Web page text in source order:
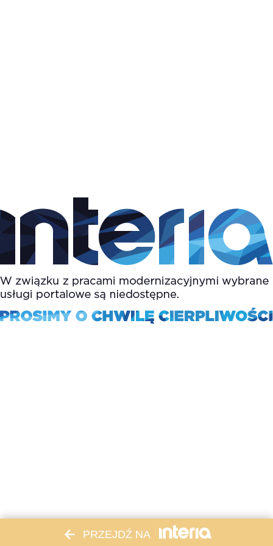
PRZEJDŹ NA